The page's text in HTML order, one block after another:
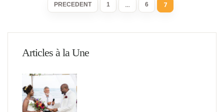
PRECEDENT 1 … 6 7
Articles à la Une